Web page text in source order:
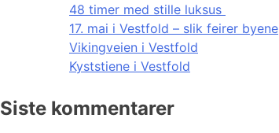
48 timer med stille luksus
17. mai i Vestfold – slik feirer byene
Vikingveien i Vestfold
Kyststiene i Vestfold
Siste kommentarer